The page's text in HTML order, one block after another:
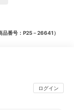
品番号：P25－26641）
ログイン